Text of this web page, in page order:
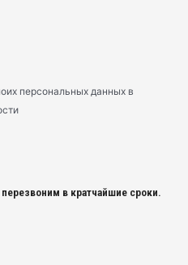
персональных данных в
в кратчайшие сроки.